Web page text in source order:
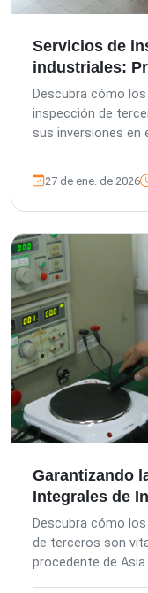
Servicios de
industriales:
en Asia
Descubra cómo
inspección de
sus inversiones en
de los estándares
a medida para
cumplimiento y
suministro.
27 de ene. de 2026
Garantizando
Integrales de
Consumo
Descubra cómo
de terceros son
procedente de